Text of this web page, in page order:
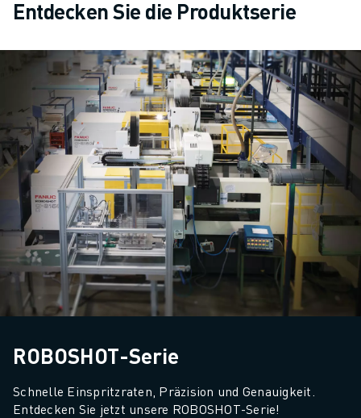
Entdecken Sie die Produktserie
ROBOSHOT-Serie
Schnelle Einspritzraten, Präzision und Genauigkeit.
Entdecken Sie jetzt unsere ROBOSHOT-Serie!